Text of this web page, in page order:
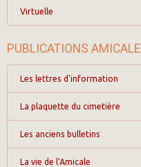
Virtuelle
PUBLICATIONS AMICALE
Les lettres d'information
La plaquette du cimetière
Les anciens bulletins
La vie de l'Amicale